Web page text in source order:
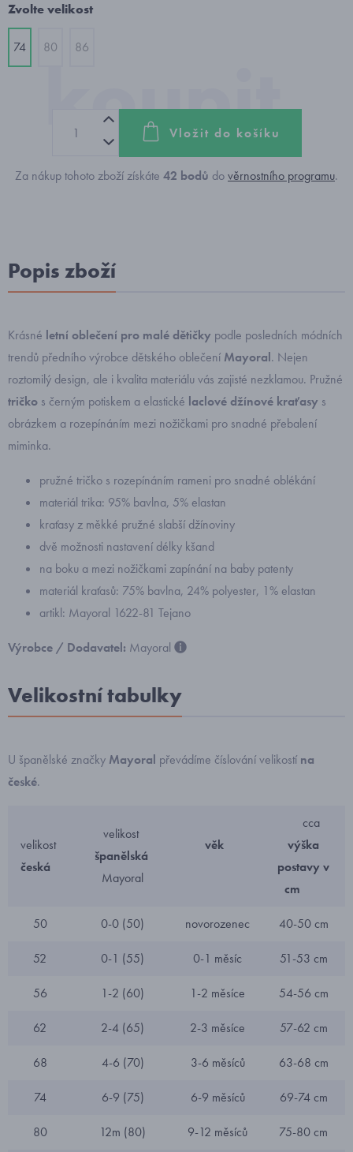
Zvolte velikost
74 80 86
Vložit do košíku
Za nákup tohoto zboží získáte 42 bodů dověrnostního programu.
Popis zboží
Krásné letní oblečení pro malé dětičky podle posledních módních
trendů předního výrobce dětského oblečení Mayoral. Nejen
roztomilý design, ale i kvalita materiálu vás zajisté nezklamou. Pružné
tričko s černým potiskem a elastické laclové džínové kraťasy s
obrázkem a rozepínáním mezi nožičkami pro snadné přebalení
miminka.
pružné tričko s rozepínáním rameni pro snadné oblékání
materiál trika: 95% bavlna, 5% elastan
kraťasy z měkké pružné slabší džínoviny
dvě možnosti nastavení délky kšand
na boku a mezi nožičkami zapínání na baby patenty
materiál kraťasů: 75% bavlna, 24% polyester, 1% elastan
artikl: Mayoral 1622-81 Tejano
Výrobce / Dodavatel: Mayoral
Velikostní tabulky
U španělské značky Mayoral převádíme číslování velikostí na
české.
velikost
česká
velikost
španělská
Mayoral
věk
cca
výška
postavy v
cm
50 0-0 (50) novorozenec 40-50 cm
52 0-1 (55) 0-1 měsíc 51-53 cm
56 1-2 (60) 1-2 měsíce 54-56 cm
62 2-4 (65) 2-3 měsíce 57-62 cm
68 4-6 (70) 3-6 měsíců 63-68 cm
74 6-9 (75) 6-9 měsíců 69-74 cm
80 12m (80) 9-12 měsíců 75-80 cm